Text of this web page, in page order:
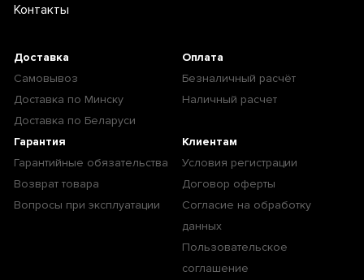
Контакты
Доставка
Самовывоз
Доставка по Минску
Доставка по Беларуси
Оплата
Безналичный расчёт
Наличный расчет
Гарантия
Гарантийные обязательства
Возврат товара
Вопросы при эксплуатации
Клиентам
Условия регистрации
Договор оферты
Согласие на обработку
данных
Пользовательское
соглашение